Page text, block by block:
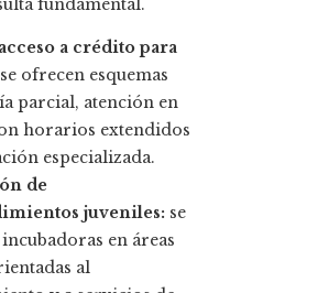
fundamental.
a crédito para
se ofrecen esquemas
parcial, atención en
horarios extendidos
especializada.
de
juveniles: se
en áreas
al